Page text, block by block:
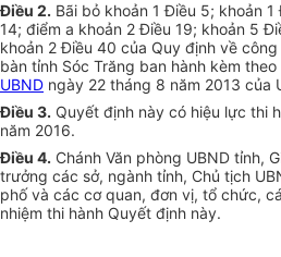
Điều 2. Bãi bỏ khoản 1 Điều 5; khoản
14; điểm a khoản 2 Điều 19; khoản 5
khoản 2 Điều 40 của Quy định về
bàn tỉnh Sóc Trăng ban hành kèm
UBND ngày 22 tháng 8 năm 2013 của
Điều 3. Quyết định này có hiệu lực thi
năm 2016.
Điều 4. Chánh Văn phòng UBND tỉnh,
trưởng các sở, ngành tỉnh, Chủ tịch
phố và các cơ quan, đơn vị, tổ chức,
nhiệm thi hành Quyết định này.